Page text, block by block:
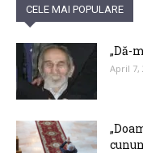
CELE MAI POPULARE
„Dă-
April 7,